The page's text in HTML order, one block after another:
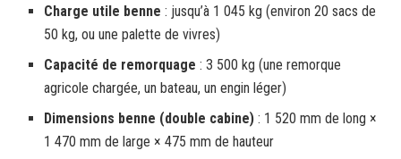
Charge utile benne : jusqu’à 1 045 kg (environ 20 sacs de
50 kg, ou une palette de vivres)
Capacité de remorquage : 3 500 kg (une remorque
agricole chargée, un bateau, un engin léger)
Dimensions benne (double cabine) : 1 520 mm de long ×
1 470 mm de large × 475 mm de hauteur